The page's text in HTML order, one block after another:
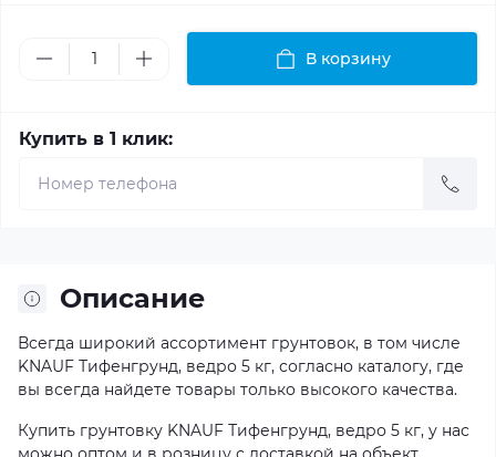
В корзину
Купить в 1 клик:
Описание
Всегда широкий ассортимент грунтовок, в том числе
KNAUF Тифенгрунд, ведро 5 кг, согласно каталогу, где
вы всегда найдете товары только высокого качества.
Купить грунтовку KNAUF Тифенгрунд, ведро 5 кг, у нас